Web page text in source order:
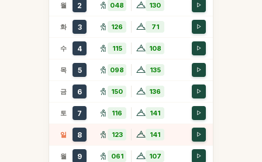
월 2 048 130
화 3 126 71
수 4 115 108
목 5 098 135
금 6 150 136
토 7 116 141
일 8 123 141
월 9 061 107